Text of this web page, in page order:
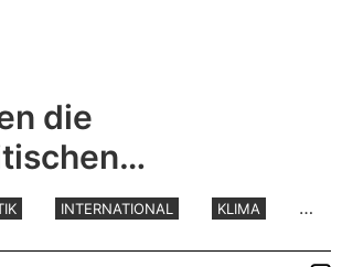
die
der Schweiz?
INTERNATIONAL
KLIMA